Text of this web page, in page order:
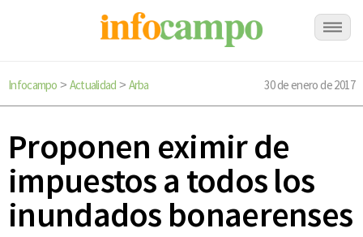
Infocampo > Actualidad > Arba 30 de enero de 2017
Proponen eximir de
impuestos a todos los
inundados bonaerenses